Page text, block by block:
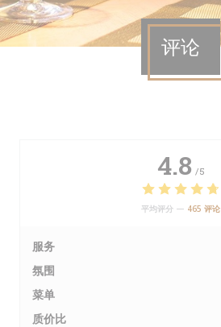
评论
4.8 /5
平均评分 — 465 评论
服务
氛围
菜单
质价比